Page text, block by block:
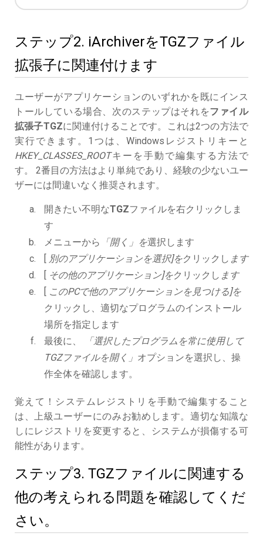
ステップ2. iArchiverをTGZファイル
拡張子に関連付けます
ユーザーがアプリケーションのいずれかを既にインス
トールしている場合、次のステップはそれをファイル
拡張子TGZに関連付けることです。これは2つの方法で
実行できます。1つは、Windowsレジストリキーと
HKEY_CLASSES_ROOTキーを手動で編集する方法で
す。 2番目の方法はより単純であり、経験の少ないユー
ザーには間違いなく推奨されます。
開きたい不明なTGZファイルを右クリックしま
す
メニューから
「開く」を選択します
[ 別のアプリケーションを選択]をクリックし ます
[ その他のアプリケーション]をクリックし ます
[ このPCで他のアプリケーションを見つける]を
クリックし、適切なプログラムのインストール
場所を指定します
最後に、
「選択したプログラムを常に使用して
TGZファイルを開く」 オプションを選択し、操
作全体を確認します。
覚えて！システムレジストリを手動で編集すること
は、上級ユーザーにのみお勧めします。適切な知識な
しにレジストリを変更すると、システムが損傷する可
能性があります。
ステップ3. TGZファイルに関連する
他の考えられる問題を確認してくだ
さい。